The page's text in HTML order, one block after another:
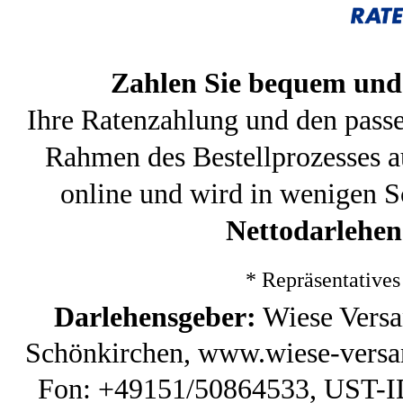
Zahlen Sie bequem
Ihre Ratenzahlung und den
Rahmen des
online und wird in wenigen
*
Darlehensgeber: Wiese
Schönkirchen, www.wiese-
Fon: +49151/50864533,